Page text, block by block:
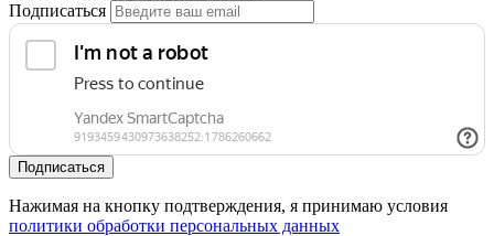
Подписаться
Подписаться
Нажимая на кнопку подтверждения, я принимаю условия
политики обработки персональных данных